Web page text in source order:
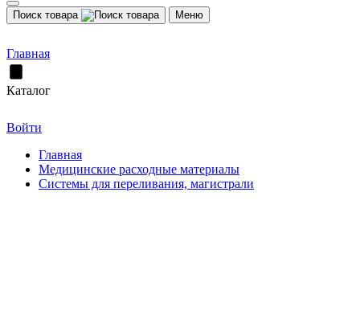
Поиск товара Меню
Главная
Каталог
Войти
Главная
Медицинские расходные материалы
Системы для переливания, магистрали